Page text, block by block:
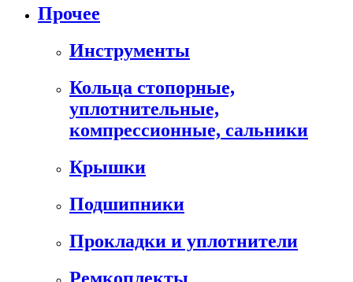
Прочее
Инструменты
Кольца стопорные,
уплотнительные,
компрессионные, сальники
Крышки
Подшипники
Прокладки и уплотнители
Ремкоплекты